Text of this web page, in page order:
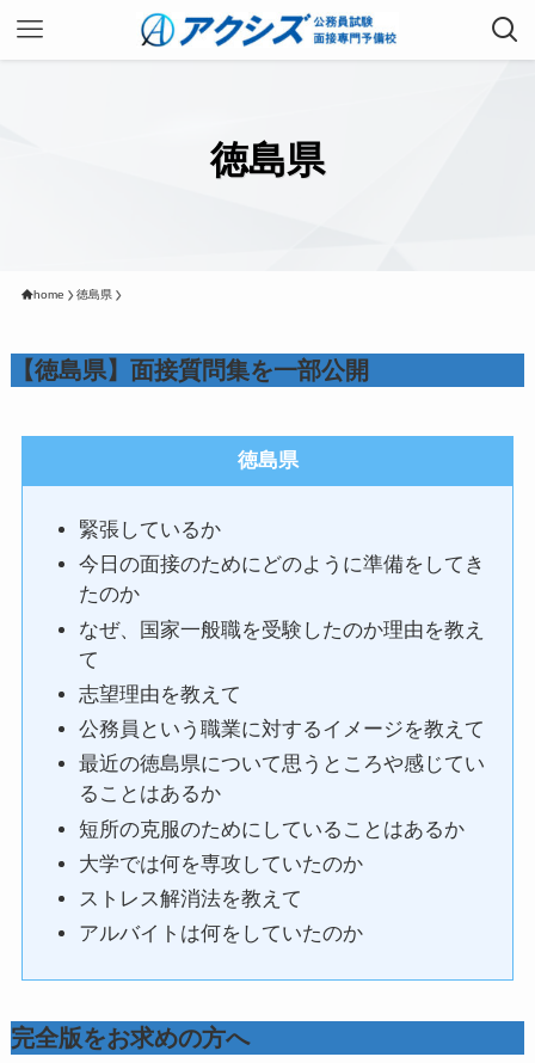
徳島県
home 徳島県
【徳島県】面接質問集を一部公開
徳島県
緊張しているか
今日の面接のためにどのように準備をしてき
たのか
なぜ、国家一般職を受験したのか理由を教え
て
志望理由を教えて
公務員という職業に対するイメージを教えて
最近の徳島県について思うところや感じてい
ることはあるか
短所の克服のためにしていることはあるか
大学では何を専攻していたのか
ストレス解消法を教えて
アルバイトは何をしていたのか
完全版をお求めの方へ